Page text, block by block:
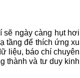
sẽ ngày càng hụt hơi
tầng để thích ứng xu
liệu, báo chí chuyên
thành và tư duy kinh